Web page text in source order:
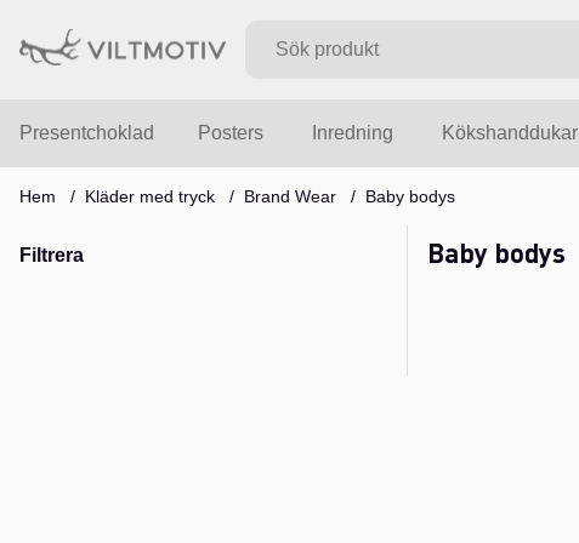
Presentchoklad Posters Inredning Kökshanddukar
Hem Kläder med tryck Brand Wear Baby bodys
Filtrera Baby bodys